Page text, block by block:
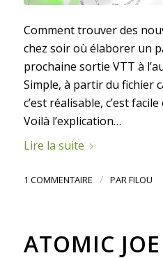
Comment trouver des
chez soir où élaborer un
prochaine sortie VTT à
Simple, à partir du fichier
c’est réalisable, c’est
Voilà l’explication…
Lire la suite
1 COMMENTAIRE / PARFILOU
ATOMIC JOE